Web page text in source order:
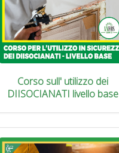
Corso sull' utilizzo dei
DIISOCIANATI livello base